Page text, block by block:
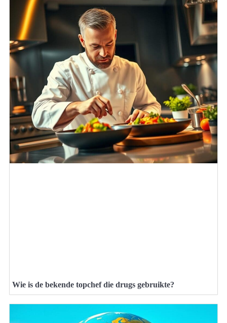
Wie is de bekende topchef die drugs gebruikte?